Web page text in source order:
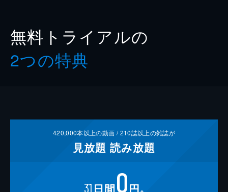
無料トライアルの
2つの特典
420,000本以上の動画 /210誌以上の雑誌が
見放題 読み放題
31 日間0円